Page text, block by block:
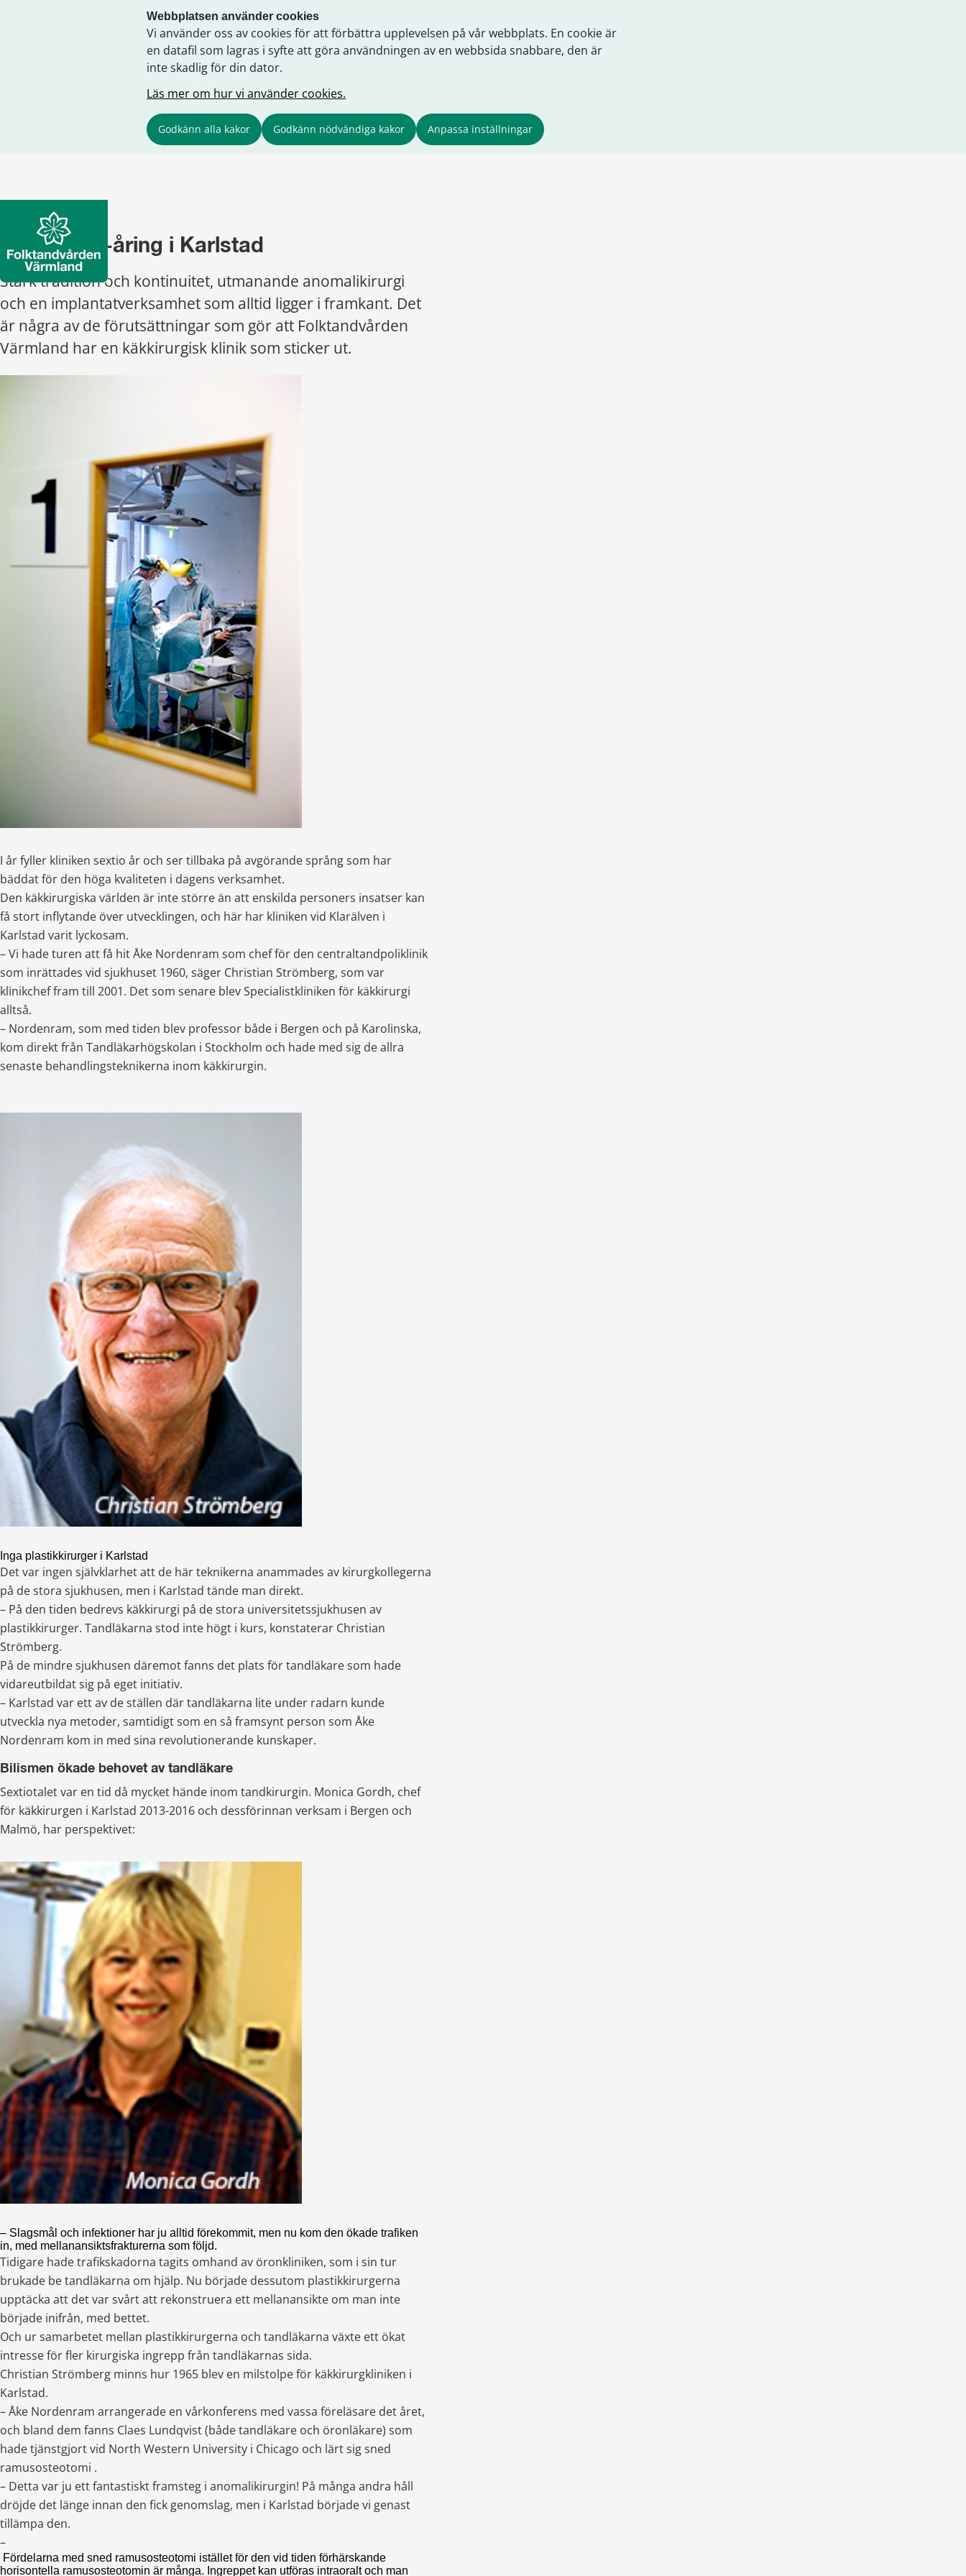
Webbplatsen använder cookies
Vi använder oss av cookies för att förbättra upplevelsen på vår webbplats. En cookie är
en datafil som lagras i syfte att göra användningen av en webbsida snabbare, den är
inte skadlig för din dator.
Läs mer om hur vi använder cookies.
Godkänn alla kakor Godkänn nödvändiga kakor Anpassa inställningar
En pigg 60-åring i Karlstad
Stark tradition och kontinuitet, utmanande anomalikirurgi
och en implantatverksamhet som alltid ligger i framkant. Det
är några av de förutsättningar som gör att Folktandvården
Värmland har en käkkirurgisk klinik som sticker ut.
I år fyller kliniken sextio år och ser tillbaka på avgörande språng som har
bäddat för den höga kvaliteten i dagens verksamhet.
Den käkkirurgiska världen är inte större än att enskilda personers insatser kan
få stort inflytande över utvecklingen, och här har kliniken vid Klarälven i
Karlstad varit lyckosam.
– Vi hade turen att få hit Åke Nordenram som chef för den centraltandpoliklinik
som inrättades vid sjukhuset 1960, säger Christian Strömberg, som var
klinikchef fram till 2001. Det som senare blev Specialistkliniken för käkkirurgi
alltså.
– Nordenram, som med tiden blev professor både i Bergen och på Karolinska,
kom direkt från Tandläkarhögskolan i Stockholm och hade med sig de allra
senaste behandlingsteknikerna inom käkkirurgin.
Inga plastikkirurger i Karlstad
Det var ingen självklarhet att de här teknikerna anammades av kirurgkollegerna
på de stora sjukhusen, men i Karlstad tände man direkt.
– På den tiden bedrevs käkkirurgi på de stora universitetssjukhusen av
plastikkirurger. Tandläkarna stod inte högt i kurs, konstaterar Christian
Strömberg.
På de mindre sjukhusen däremot fanns det plats för tandläkare som hade
vidareutbildat sig på eget initiativ.
– Karlstad var ett av de ställen där tandläkarna lite under radarn kunde
utveckla nya metoder, samtidigt som en så framsynt person som Åke
Nordenram kom in med sina revolutionerande kunskaper.
Bilismen ökade behovet av tandläkare
Sextiotalet var en tid då mycket hände inom tandkirurgin. Monica Gordh, chef
för käkkirurgen i Karlstad 2013-2016 och dessförinnan verksam i Bergen och
Malmö, har perspektivet:
– Slagsmål och infektioner har ju alltid förekommit, men nu kom den ökade trafiken
in, med mellanansiktsfrakturerna som följd.
Tidigare hade trafikskadorna tagits omhand av öronkliniken, som i sin tur
brukade be tandläkarna om hjälp. Nu började dessutom plastikkirurgerna
upptäcka att det var svårt att rekonstruera ett mellanansikte om man inte
började inifrån, med bettet.
Och ur samarbetet mellan plastikkirurgerna och tandläkarna växte ett ökat
intresse för fler kirurgiska ingrepp från tandläkarnas sida.
Christian Strömberg minns hur 1965 blev en milstolpe för käkkirurgkliniken i
Karlstad.
– Åke Nordenram arrangerade en vårkonferens med vassa föreläsare det året,
och bland dem fanns Claes Lundqvist (både tandläkare och öronläkare) som
hade tjänstgjort vid North Western University i Chicago och lärt sig sned
ramusosteotomi .
– Detta var ju ett fantastiskt framsteg i anomalikirurgin! På många andra håll
dröjde det länge innan den fick genomslag, men i Karlstad började vi genast
tillämpa den.
–
Fördelarna med sned ramusosteotomi istället för den vid tiden förhärskande
horisontella ramusosteotomin är många. Ingreppet kan utföras intraoralt och man